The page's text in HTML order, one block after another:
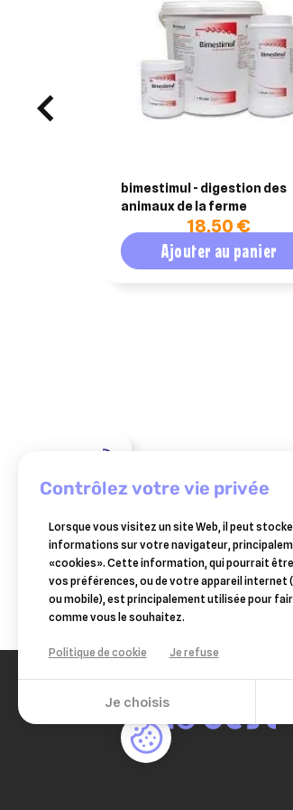
bimestimul - digestion des
animaux de la ferme
18,50 €
Ajouter au panier
hepagreen
–
de
30
et
chat
17,41 €
Ajouter au panier
contrôlez votre vie privée
Lorsque vous visitez un site Web, il peut
informations sur votre navigateur,
«cookies». Cette information, qui pourrait être
vos préférences, ou de votre appareil
ou mobile), est principalement utilisée pour
comme vous le souhaitez.
Politique de cookie Je refuse
Je choisis